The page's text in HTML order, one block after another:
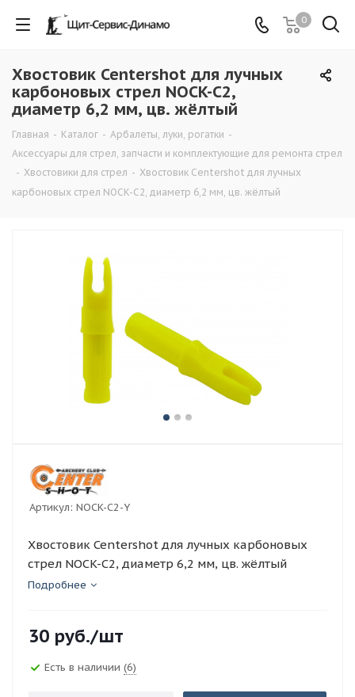
0
Хвостовик Centershot для лучных
карбоновых стрел NOCK-C2,
диаметр 6,2 мм, цв. жёлтый
Главная - Каталог - Арбалеты, луки, рогатки -
Аксессуары для стрел, запчасти и комплектующие для ремонта стрел
- Хвостовики для стрел - Хвостовик Centershot для лучных
карбоновых стрел NOCK-C2, диаметр 6,2 мм, цв. жёлтый
Артикул: NOCK-C2-Y
Хвостовик Centershot для лучных карбоновых
стрел NOCK-C2, диаметр 6,2 мм, цв. жёлтый
Подробнее
30 руб./шт
Есть в наличии (6)